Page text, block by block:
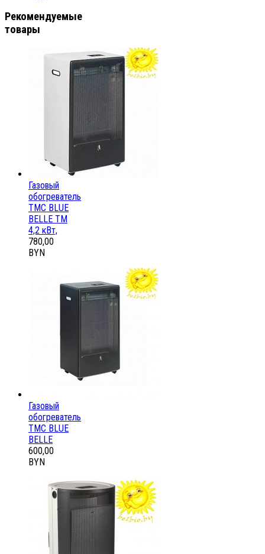
Рекомендуемые
товары
Газовый
обогреватель
ТМС BLUE
BELLE ТМ
4,2 кВт,
780,00
BYN
Газовый
обогреватель
ТМС BLUE
BELLE
600,00
BYN